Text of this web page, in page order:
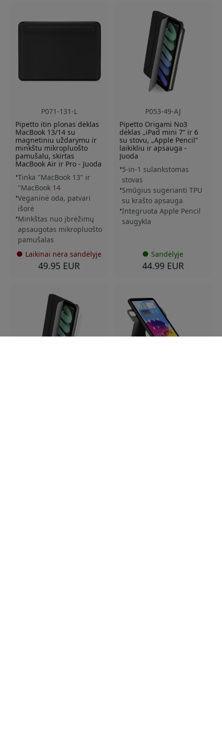
P071-131-L
Pipetto itin plonas dėklas
MacBook 13/14 su
magnetiniu uždarymu ir
minkštu mikropluošto
pamušalu, skirtas
MacBook Air ir Pro - Juoda
Tinka "MacBook 13" ir
"MacBook 14
Veganinė oda, patvari
išorė
Minkštas nuo įbrėžimų
apsaugotas mikropluošto
pamušalas
Laikinai nėra sandėlyje
49.95 EUR
P053-49-AJ
Pipetto Origami No3
dėklas „iPad mini 7“ ir 6
su stovu, „Apple Pencil“
laikikliu ir apsauga -
Juoda
5-in-1 sulankstomas
stovas
Smūgius sugerianti TPU
su krašto apsauga
Integruota Apple Pencil
saugykla
Sandėlyje
44.99 EUR